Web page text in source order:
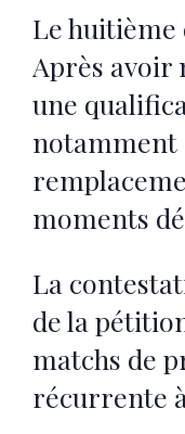
Le huitième
Après avoir
une
notamment
moments
La
de la
matchs de
récurrente